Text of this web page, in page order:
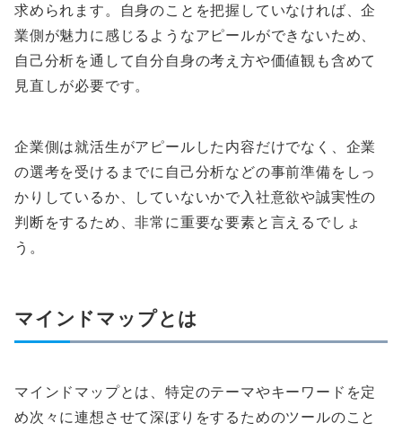
求められます。自身のことを把握していなければ、企
業側が魅力に感じるようなアピールができないため、
自己分析を通して自分自身の考え方や価値観も含めて
見直しが必要です。
企業側は就活生がアピールした内容だけでなく、企業
の選考を受けるまでに自己分析などの事前準備をしっ
かりしているか、していないかで入社意欲や誠実性の
判断をするため、非常に重要な要素と言えるでしょ
う。
マインドマップとは
マインドマップとは、特定のテーマやキーワードを定
め次々に連想させて深ぼりをするためのツールのこと